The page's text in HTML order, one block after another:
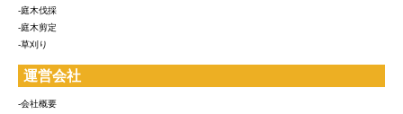
-庭木伐採
-庭木剪定
-草刈り
運営会社
-会社概要